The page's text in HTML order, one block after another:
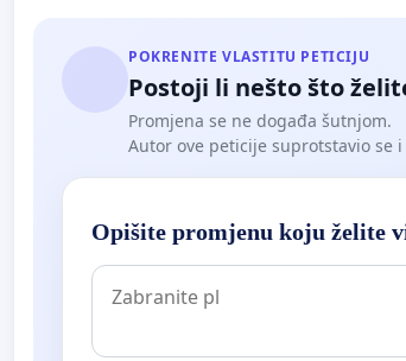
POKRENITE VLASTITU PETICIJU
Postoji li nešto što
Promjena se ne događa šutnjom.
Autor ove peticije suprotstavio se
Opišite promjenu koju želite